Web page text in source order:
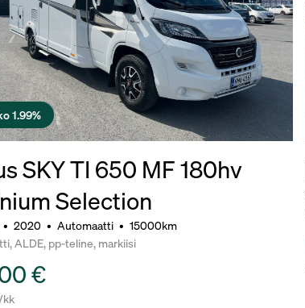
1.99%
SKY TI 650 MF 180hv
Selection
• 2020 • Automaatti • 15000km
ALDE, pp-teline, markiisi
€
kk